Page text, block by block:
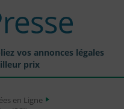
vos annonces légales
prix
en Ligne